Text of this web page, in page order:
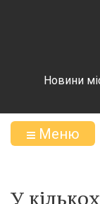
Новини
Меню
У